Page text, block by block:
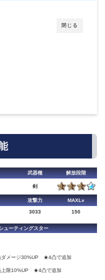
閉じる
武器種 解放段階
剣
攻撃力 MAXLv
3033 150
ューティングスター
ダメージ30%UP ★4凸で追加
上限10%UP ★4凸で追加